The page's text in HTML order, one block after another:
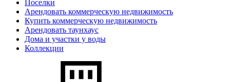
Поселки
Арендовать коммерческую недвижимость
Купить коммерческую недвижимость
Арендовать таунхаус
Дома и участки у воды
Коллекции